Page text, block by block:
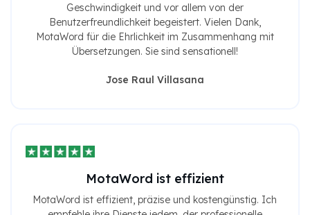
Geschwindigkeit und vor allem von der
Benutzerfreundlichkeit begeistert. Vielen Dank,
MotaWord für die Ehrlichkeit im Zusammenhang mit
Übersetzungen. Sie sind sensationell!
Jose Raul Villasana
MotaWord ist effizient
MotaWord ist effizient, präzise und kostengünstig. Ich